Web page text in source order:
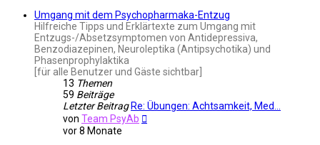
Umgang mit dem Psychopharmaka-Entzug
Hilfreiche Tipps und Erklärtexte zum Umgang mit
Entzugs-/Absetzsymptomen von Antidepressiva,
Benzodiazepinen, Neuroleptika (Antipsychotika) und
Phasenprophylaktika
[für alle Benutzer und Gäste sichtbar]
13 Themen
59 Beiträge
Letzter Beitrag Re: Übungen: Achtsamkeit, Med…
von Team PsyAb
vor 8 Monate